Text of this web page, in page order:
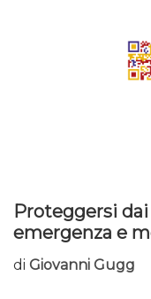
Proteggersi
emergenza e
di Giovanni Gugg